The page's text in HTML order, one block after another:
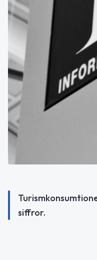
siffror.